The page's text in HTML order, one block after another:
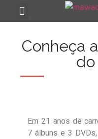
Conheça
Em 21 anos de
7 álbuns e 3